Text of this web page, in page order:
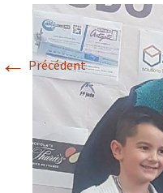
← Précédent